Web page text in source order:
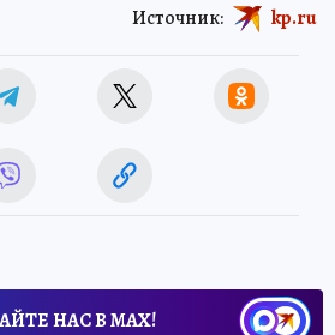
Источник: kp.ru
НАС В МАХ!